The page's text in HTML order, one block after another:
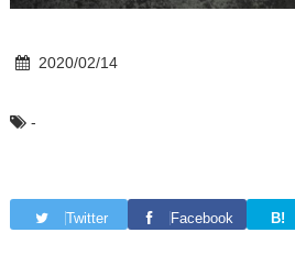
2020/02/14
-
Twitter Facebook B!